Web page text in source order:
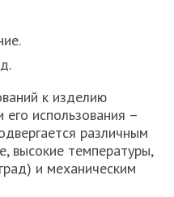
к изделию
использования –
различным
высокие температуры,
и механическим